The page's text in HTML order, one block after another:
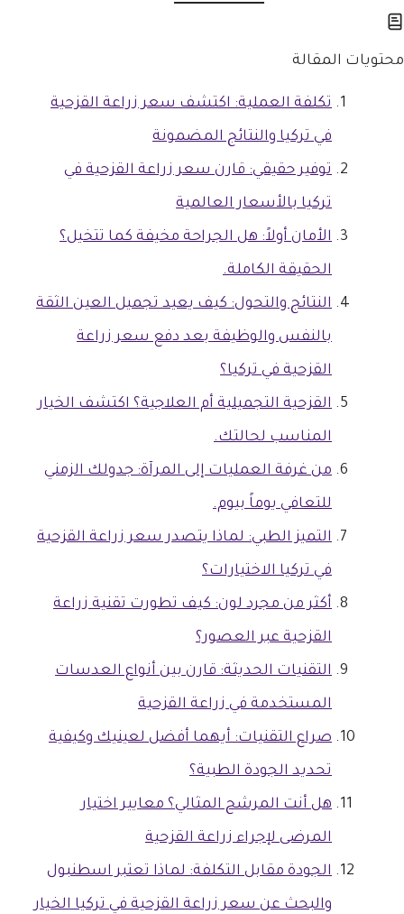
محتويات المقالة
تكلفة العملية: اكتشف سعر زراعة القزحية
في تركيا والنتائج المضمونة
توفير حقيقي: قارن سعر زراعة القزحية في
تركيا بالأسعار العالمية
الأمان أولاً: هل الجراحة مخيفة كما تتخيل؟
الحقيقة الكاملة.
النتائج والتحول: كيف يعيد تجميل العين الثقة
بالنفس والوظيفة بعد دفع سعر زراعة
القزحية في تركيا؟
القزحية التجميلية أم العلاجية؟ اكتشف الخيار
المناسب لحالتك.
من غرفة العمليات إلى المرآة: جدولك الزمني
للتعافي يوماً بيوم.
التميز الطبي: لماذا يتصدر سعر زراعة القزحية
في تركيا الاختيارات؟
أكثر من مجرد لون: كيف تطورت تقنية زراعة
القزحية عبر العصور؟
التقنيات الحديثة: قارن بين أنواع العدسات
المستخدمة في زراعة القزحية
صراع التقنيات: أيهما أفضل لعينيك وكيفية
تحديد الجودة الطبية؟
هل أنت المرشح المثالي؟ معايير اختيار
المرضى لإجراء زراعة القزحية
الجودة مقابل التكلفة: لماذا تعتبر اسطنبول
والبحث عن سعر زراعة القزحية في تركيا الخيار